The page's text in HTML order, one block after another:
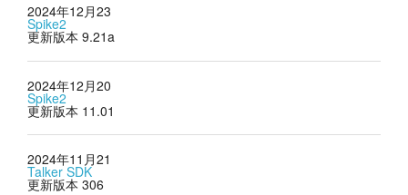
2024年12月23
Spike2
更新版本 9.21a
2024年12月20
Spike2
更新版本 11.01
2024年11月21
Talker SDK
更新版本 306